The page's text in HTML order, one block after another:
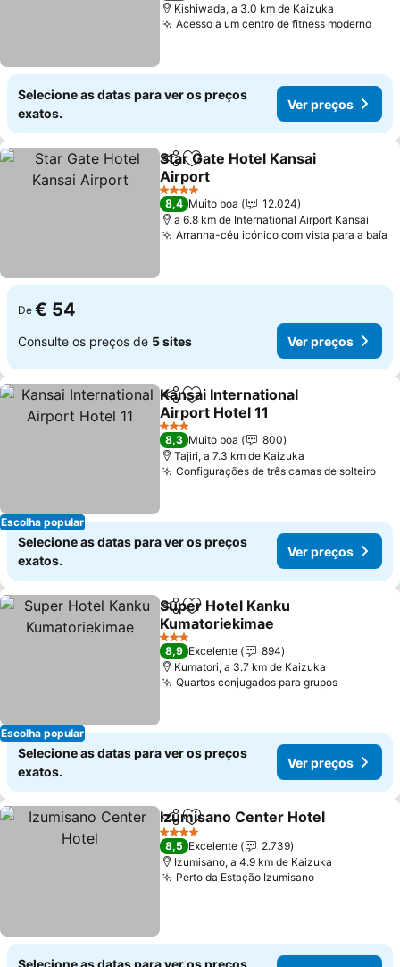
Kishiwada, a 3.0 km de Kaizuka
Acesso a um centro de fitness modernoVer
Selecione as datas para ver os preços
exatos.
Ver preços
PartilharAdicionar aos favoritos
Star Gate Hotel Kansai
Airport
Ver preços
4 Estrelas
8,4 Muito boa
12.024
a 6.8 km de International Airport Kansai
Arranha-céu icónico com vista para a baía
De € 54
Consulte os preços de 5 sites Ver preços
Escolha popular
PartilharAdicionar aos favoritos
Kansai International
Airport Hotel 11
Ver preços
3 Estrelas
8,3 Muito boa
800
Tajiri, a 7.3 km de Kaizuka
Configurações de três camas de solteiro
Selecione as datas para ver os preços
exatos.
Ver preços
Escolha popular
PartilharAdicionar aos favoritos
Super Hotel Kanku
Kumatoriekimae
Ver preços
3 Estrelas
8,9 Excelente
894
Kumatori, a 3.7 km de Kaizuka
Quartos conjugados para gruposVer
Selecione as datas para ver os preços
exatos.
Ver preços
PartilharAdicionar aos favoritos
Izumisano Center Hotel
4 Estrelas
8,5 Excelente
2.739
Izumisano, a 4.9 km de Kaizuka
Perto da Estação IzumisanoVer preços
Selecione as datas para ver os preços